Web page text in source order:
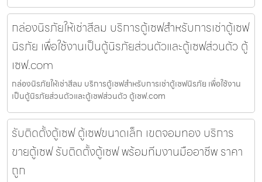
กล่องนิรภัยให้เช่าสีลม บริการตู้เซฟสำหรับการเช่าตู้เซฟ
นิรภัย เพื่อใช้งานเป็นตู้นิรภัยส่วนตัวและตู้เซฟส่วนตัว ตู้
เซฟ.com
กล่องนิรภัยให้เช่าสีลม บริการตู้เซฟสำหรับการเช่าตู้เซฟนิรภัย เพื่อใช้งาน
เป็นตู้นิรภัยส่วนตัวและตู้เซฟส่วนตัว ตู้เซฟ.com
รับติดตั้งตู้เซฟ ตู้เซฟขนาดเล็ก เขตจอมทอง บริการ
ขายตู้เซฟ รับติดตั้งตู้เซฟ พร้อมทีมงานมืออาชีพ ราคา
ถูก